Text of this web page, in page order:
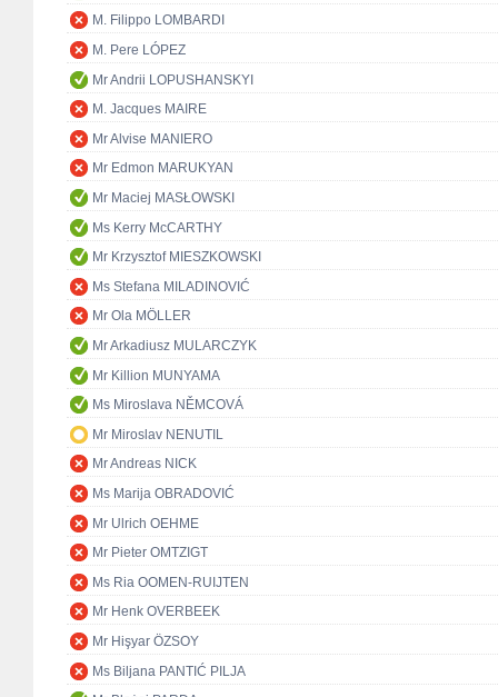
M. Filippo LOMBARDI
M. Pere LÓPEZ
Mr Andrii LOPUSHANSKYI
M. Jacques MAIRE
Mr Alvise MANIERO
Mr Edmon MARUKYAN
Mr Maciej MASŁOWSKI
Ms Kerry McCARTHY
Mr Krzysztof MIESZKOWSKI
Ms Stefana MILADINOVIĆ
Mr Ola MÖLLER
Mr Arkadiusz MULARCZYK
Mr Killion MUNYAMA
Ms Miroslava NĚMCOVÁ
Mr Miroslav NENUTIL
Mr Andreas NICK
Ms Marija OBRADOVIĆ
Mr Ulrich OEHME
Mr Pieter OMTZIGT
Ms Ria OOMEN-RUIJTEN
Mr Henk OVERBEEK
Mr Hişyar ÖZSOY
Ms Biljana PANTIĆ PILJA